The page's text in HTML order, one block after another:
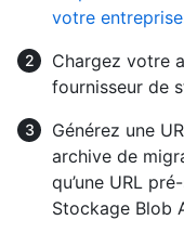
votre entreprise
Chargez votre
fournisseur de
Générez une
archive de
qu’une URL
Stockage Blob